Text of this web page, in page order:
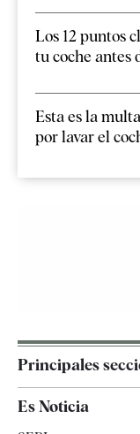
Los 12 puntos
tu coche antes
Esta es la
por lavar el
Principales
España
Es Noticia